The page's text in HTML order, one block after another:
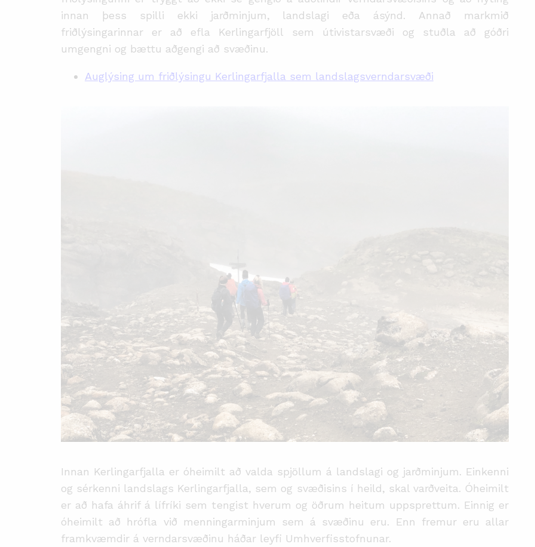
innan þess spilli ekki jarðminjum, landslagi eða ásýnd. Annað markmið
friðlýsingarinnar er að efla Kerlingarfjöll sem útivistarsvæði og stuðla að góðri
umgengni og bættu aðgengi að svæðinu.
Auglýsing um friðlýsingu Kerlingarfjalla sem landslagsverndarsvæði
Innan Kerlingarfjalla er óheimilt að valda spjöllum á landslagi og jarðminjum. Einkenni
og sérkenni landslags Kerlingarfjalla, sem og svæðisins í heild, skal varðveita. Óheimilt
er að hafa áhrif á lífríki sem tengist hverum og öðrum heitum uppsprettum. Einnig er
óheimilt að hrófla við menningarminjum sem á svæðinu eru. Enn fremur eru allar
framkvæmdir á verndarsvæðinu háðar leyfi Umhverfisstofnunar.